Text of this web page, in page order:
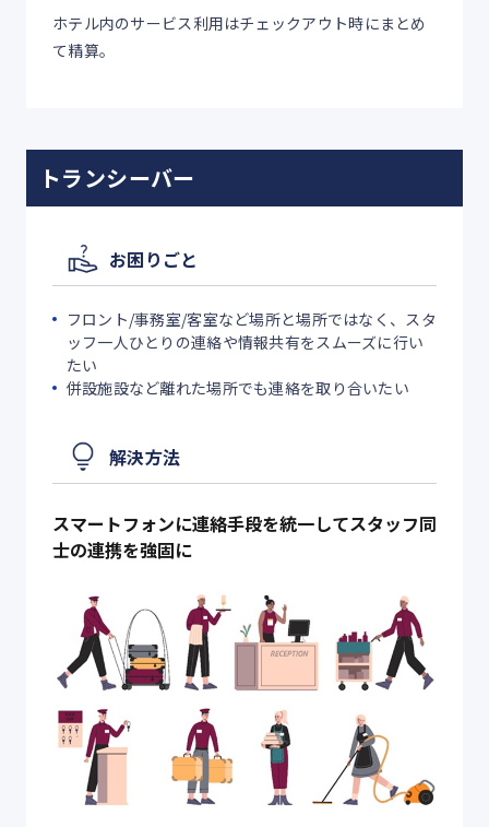
ホテル内のサービス利用はチェックアウト時にまとめ
て精算。
トランシーバー
お困りごと
フロント/事務室/客室など場所と場所ではなく、スタ
ッフ一人ひとりの連絡や情報共有をスムーズに行い
たい
併設施設など離れた場所でも連絡を取り合いたい
解決方法
スマートフォンに連絡手段を統一してスタッフ同
士の連携を強固に